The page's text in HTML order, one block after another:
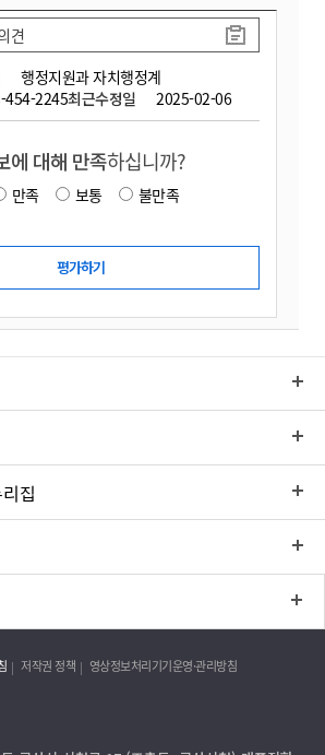
행정지원과 자치행정계
454-2245최근수정일 2025-02-06
견
에 대해 만족하십니까?
만족 보통
불만족
집
저작권 정책 영상정보처리기기운영·관리방침